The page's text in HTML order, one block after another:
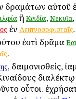
δραμάτων αὐτοῦ
ἢ Κνιδία, Νεκυῖα,
ἐν Δειπνοσοφισταῖς.
ἐστὶ δρᾶμα
.
, δαιμονισθείς,
διαλέκτῳ
οὗτοι.